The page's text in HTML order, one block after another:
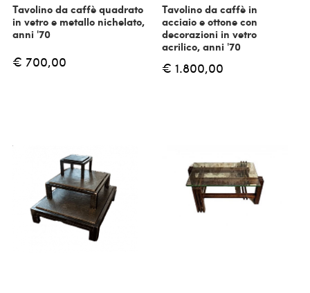
Tavolino da caffè quadrato
in vetro e metallo nichelato,
anni '70
€ 700,00
Tavolino da caffè in
acciaio e ottone con
decorazioni in vetro
acrilico, anni '70
€ 1.800,00